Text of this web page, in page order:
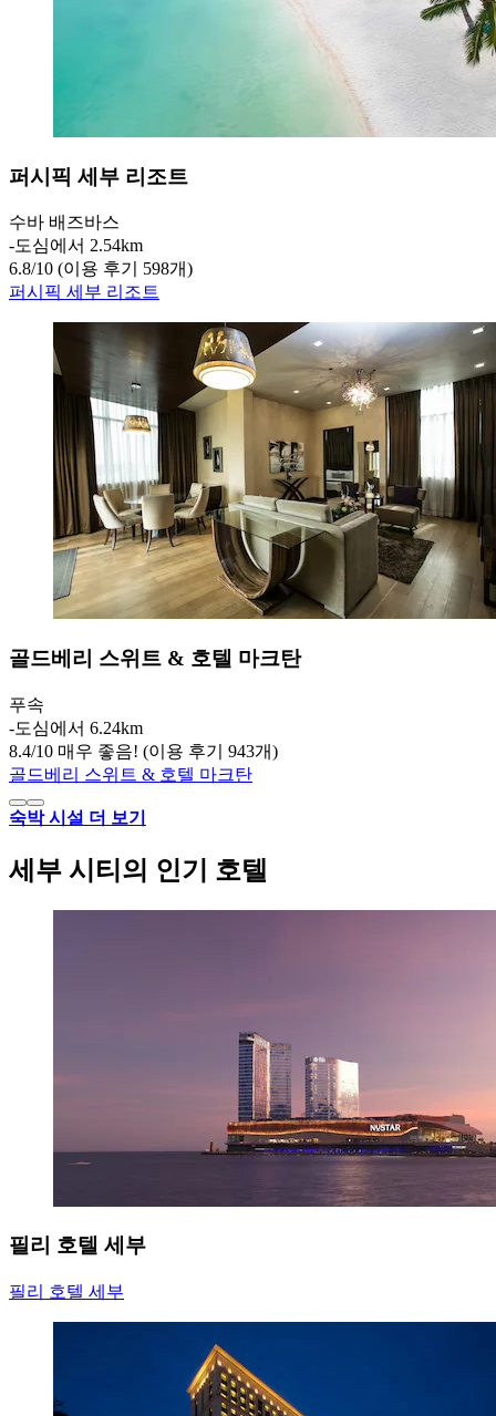
퍼시픽 세부 리조트
수바 배즈바스
‐도심에서 2.54km
6.8/10 (이용 후기 598개)
퍼시픽 세부 리조트
골드베리 스위트 & 호텔 마크탄
푸속
‐도심에서 6.24km
8.4/10 매우 좋음! (이용 후기 943개)
골드베리 스위트 & 호텔 마크탄
숙박 시설 더 보기
세부 시티의 인기 호텔
필리 호텔 세부
필리 호텔 세부